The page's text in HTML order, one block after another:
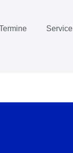
Service